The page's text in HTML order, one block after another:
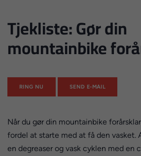
Tjekliste: Gør din
mountainbike
RING NU SEND E-MAIL
Når du gør din mountainbike
fordel at starte med at få den
en degreaser og vask cyklen med en